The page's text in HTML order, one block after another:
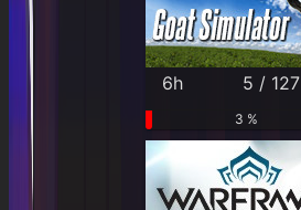
6h 5 / 127
3 %